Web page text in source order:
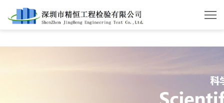
华体会体育